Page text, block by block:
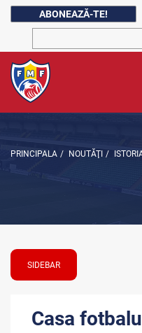
ABONEAZĂ-TE!
PRINCIPALA / NOUTĂŢI /
SIDEBAR
Casa